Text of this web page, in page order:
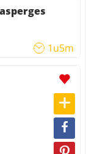
1u5m